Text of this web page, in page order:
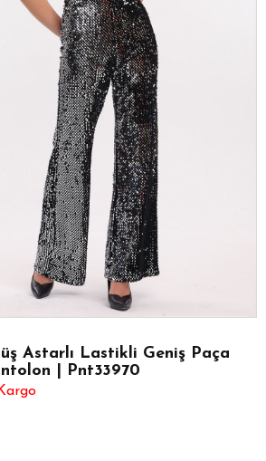
Astarlı Lastikli Geniş Paça
| Pnt33970